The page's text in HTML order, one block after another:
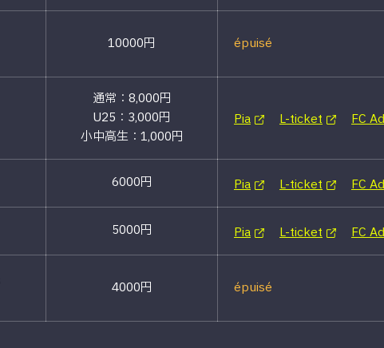
10000円 épuisé
通常：8,000円
U25：3,000円
小中高生：1,000円
Pia L-ticket FC
6000円 Pia L-ticket FC
5000円 Pia L-ticket FC
4000円 épuisé